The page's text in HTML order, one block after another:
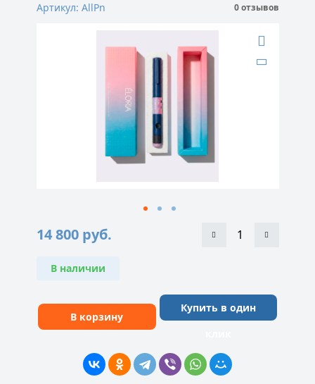
Артикул: AllPn 0 отзывов
14 800 руб.
В наличии
В корзину
Купить в один